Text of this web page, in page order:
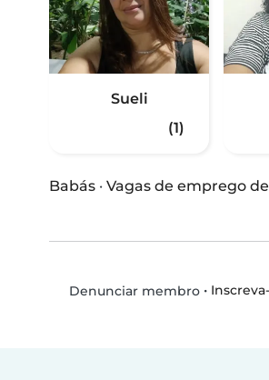
Sueli
(1)
Babás · Vagas de emprego
Denunciar membro•